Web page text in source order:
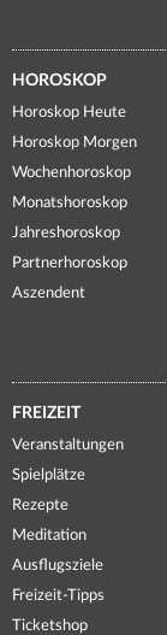
HOROSKOP
Horoskop Heute
Horoskop Morgen
Wochenhoroskop
Monatshoroskop
Jahreshoroskop
Partnerhoroskop
Aszendent
FREIZEIT
Veranstaltungen
Spielplätze
Rezepte
Meditation
Ausflugsziele
Freizeit-Tipps
Ticketshop